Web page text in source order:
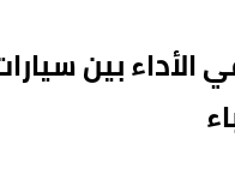
الأداء بين